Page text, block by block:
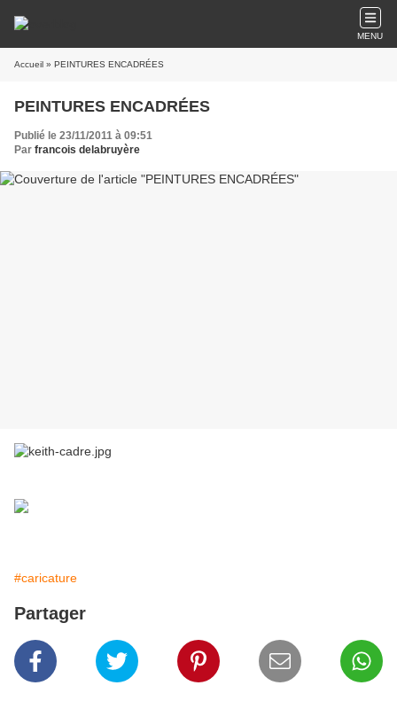
MENU
Accueil » PEINTURES ENCADRÉES
PEINTURES ENCADRÉES
Publié le 23/11/2011 à 09:51
Par francois delabruyère
#caricature
Partager